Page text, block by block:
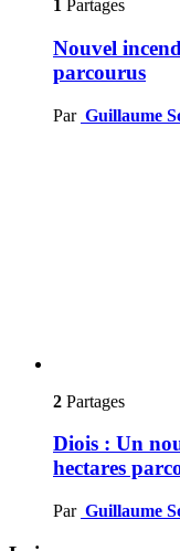
1 Partages
Nouvel
parcourus
Par Guillaume
2 Partages
Diois : Un
hectares
Par Guillaume